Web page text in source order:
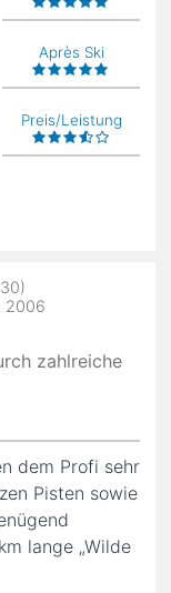
Après Ski
Preis/Leistung
2006
zahlreiche
dem Profi sehr
Pisten sowie
lange „Wilde